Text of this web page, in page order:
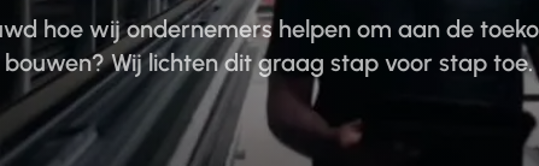
hoe wij ondernemers helpen om aan de
bouwen? Wij lichten dit graag stap voor stap toe.